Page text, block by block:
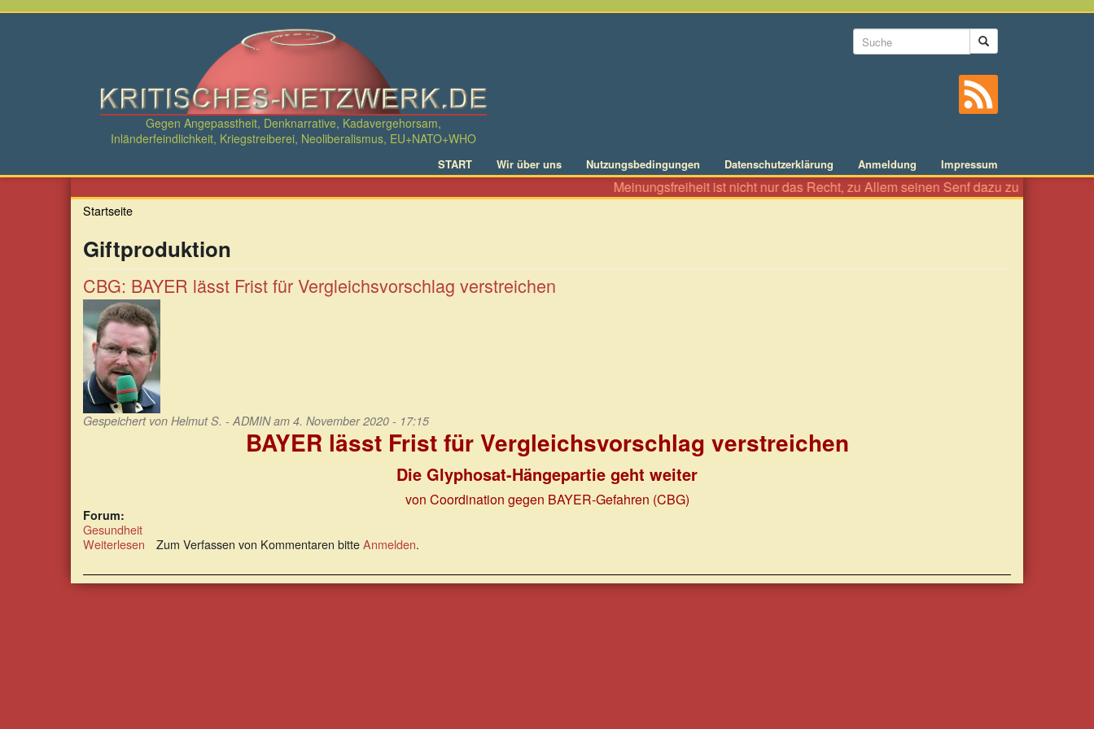
Direkt
Gegen Angepasstheit, Denknarrative, Kadavergehorsam,
Inländerfeindlichkeit, Kriegstreiberei, Neoliberalismus, EU+NATO+WHO
Suchformular
START Wir über uns Nutzungsbedingungen Datenschutzerklärung Anmeldung Impressum
Meinungsfreiheit ist nicht nur das Recht, zu Allem seinen Senf dazu zu geben wie
Startseite
Giftproduktion
CBG: BAYER lässt Frist für Vergleichsvorschlag verstreichen
Gespeichert von Helmut S. - ADMINam 4. November 2020 - 17:15
BAYER lässt Frist für Vergleichsvorschlag verstreichen
Die Glyphosat-Hängepartie geht weiter
von Coordination gegen BAYER-Gefahren (CBG)
Forum:
Gesundheit
Weiterlesen über
BAYER
lässt
Zum Verfassen von Kommentaren bitteAnmelden.